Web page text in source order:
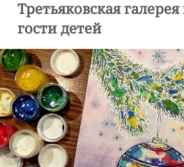
Третьяковская
гости детей